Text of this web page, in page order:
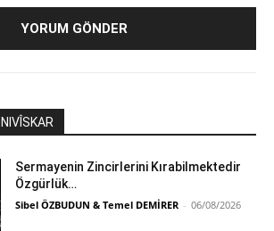
Sermayenin Zincirlerini Kırabilmektedir
Özgürlük…
Sibel ÖZBUDUN & Temel DEMİRER - 06/08/2026